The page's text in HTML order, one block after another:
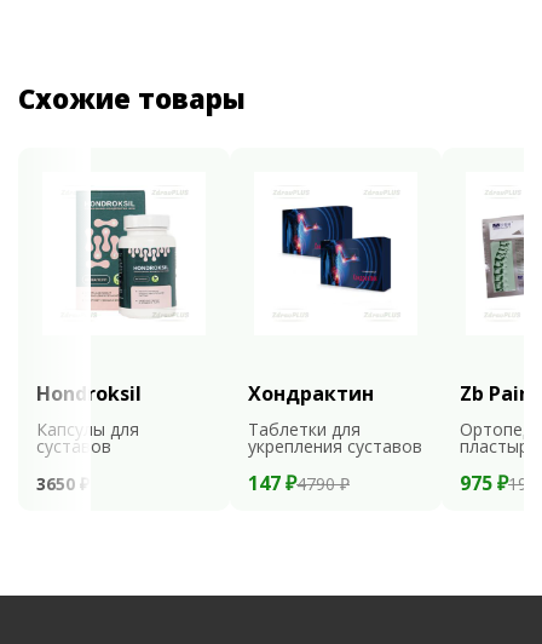
Схожие товары
Hondroksil
Капсулы для
суставов
3650 ₽
Хондрактин
Таблетки для
укрепления суставов
147 ₽4790 ₽
Zb Pain
пластыри
975 ₽